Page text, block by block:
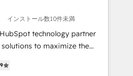
is proof of trust built through
インストール数10件未満
technology partner
to maximize the
& facilitator, MakeWebBetter,